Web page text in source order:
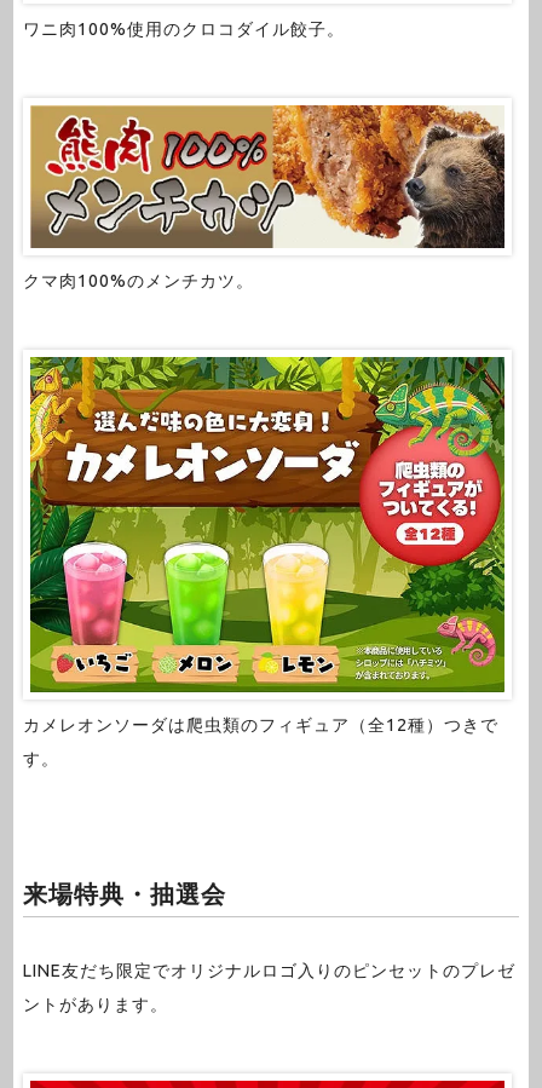
ワニ肉100%使用のクロコダイル餃子。
クマ肉100%のメンチカツ。
カメレオンソーダは爬虫類のフィギュア（全12種）つきで
す。
来場特典・抽選会
LINE友だち限定でオリジナルロゴ入りのピンセットのプレゼ
ントがあります。